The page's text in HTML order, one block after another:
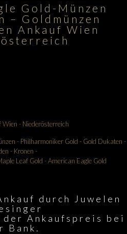
Gold-Münzen
– Goldmünzen
Ankauf Wien
Wien - Niederösterreich
- Philharmoniker Gold - Gold Dukaten -
- Kronen -
Leaf Gold - American Eagle Gold
durch Juwelen
der Ankaufspreis bei
Bank.